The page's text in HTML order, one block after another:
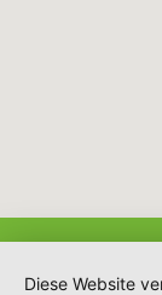
Diese Website